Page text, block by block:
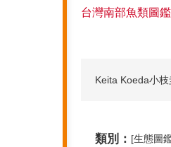
台灣南部魚類圖鑑
Keita Koeda小
類別： [生態圖